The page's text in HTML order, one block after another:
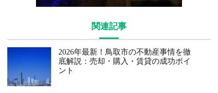
関連記事
2026年最新！鳥取市の不動産事情を徹
底解説：売却・購入・賃貸の成功ポイ
ント